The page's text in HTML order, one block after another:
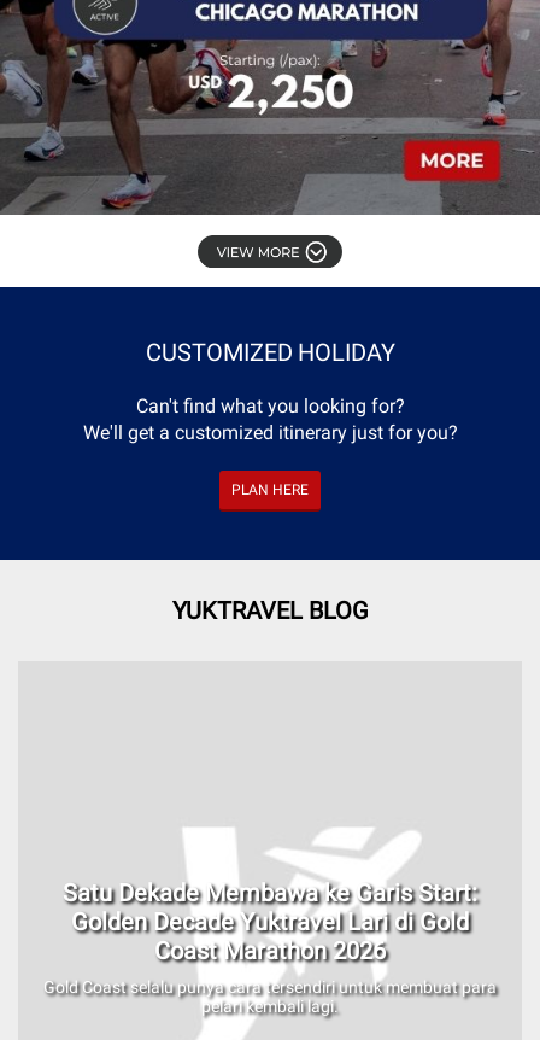
CUSTOMIZED HOLIDAY
Can't find what you looking for?
We'll get a customized itinerary just for you?
PLAN HERE
YUKTRAVEL BLOG
Satu Dekade Membawa ke Garis Start:
Golden Decade Yuktravel Lari di Gold
Coast Marathon 2026
Gold Coast selalu punya cara tersendiri untuk membuat para
pelari kembali lagi.